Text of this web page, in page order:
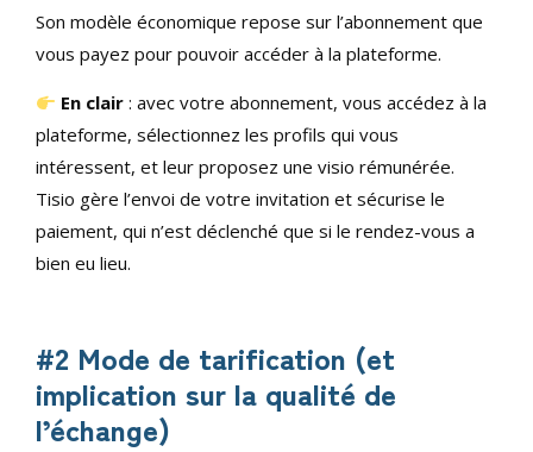
Son modèle économique repose sur l’abonnement que
vous payez pour pouvoir accéder à la plateforme.
En clair : avec votre abonnement, vous accédez à la
plateforme, sélectionnez les profils qui vous
intéressent, et leur proposez une visio rémunérée.
Tisio gère l’envoi de votre invitation et sécurise le
paiement, qui n’est déclenché que si le rendez-vous a
bien eu lieu.
#2 Mode de tarification (et
implication sur la qualité de
l’échange)